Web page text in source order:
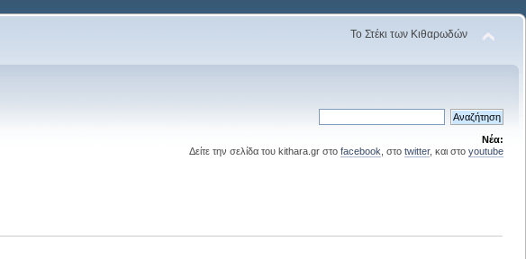
Το Στέκι των Κιθαρωδών
Νέα:
Δείτε την σελίδα του kithara.gr στο facebook , στο twitter, και στο youtube